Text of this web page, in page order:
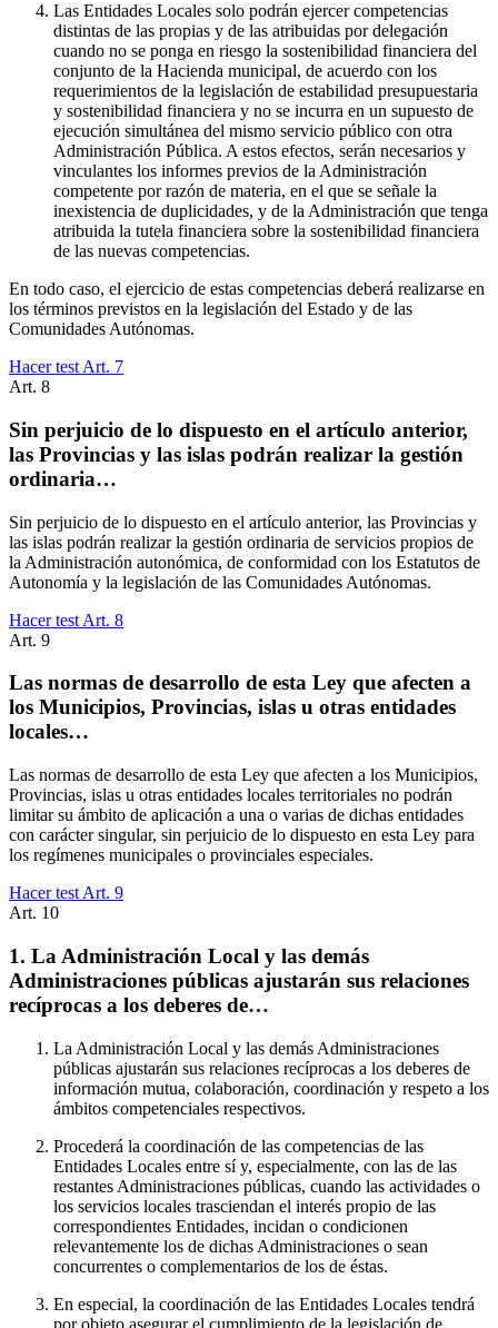
Las Entidades Locales solo podrán ejercer competencias
distintas de las propias y de las atribuidas por delegación
cuando no se ponga en riesgo la sostenibilidad financiera del
conjunto de la Hacienda municipal, de acuerdo con los
requerimientos de la legislación de estabilidad presupuestaria
y sostenibilidad financiera y no se incurra en un supuesto de
ejecución simultánea del mismo servicio público con otra
Administración Pública. A estos efectos, serán necesarios y
vinculantes los informes previos de la Administración
competente por razón de materia, en el que se señale la
inexistencia de duplicidades, y de la Administración que tenga
atribuida la tutela financiera sobre la sostenibilidad financiera
de las nuevas competencias.
En todo caso, el ejercicio de estas competencias deberá realizarse en
los términos previstos en la legislación del Estado y de las
Comunidades Autónomas.
Hacer test Art. 7
Art. 8
Sin perjuicio de lo dispuesto en el artículo anterior,
las Provincias y las islas podrán realizar la gestión
ordinaria…
Sin perjuicio de lo dispuesto en el artículo anterior, las Provincias y
las islas podrán realizar la gestión ordinaria de servicios propios de
la Administración autonómica, de conformidad con los Estatutos de
Autonomía y la legislación de las Comunidades Autónomas.
Hacer test Art. 8
Art. 9
Las normas de desarrollo de esta Ley que afecten a
los Municipios, Provincias, islas u otras entidades
locales…
Las normas de desarrollo de esta Ley que afecten a los Municipios,
Provincias, islas u otras entidades locales territoriales no podrán
limitar su ámbito de aplicación a una o varias de dichas entidades
con carácter singular, sin perjuicio de lo dispuesto en esta Ley para
los regímenes municipales o provinciales especiales.
Hacer test Art. 9
Art. 10
1. La Administración Local y las demás
Administraciones públicas ajustarán sus relaciones
recíprocas a los deberes de…
La Administración Local y las demás Administraciones
públicas ajustarán sus relaciones recíprocas a los deberes de
información mutua, colaboración, coordinación y respeto a los
ámbitos competenciales respectivos.
Procederá la coordinación de las competencias de las
Entidades Locales entre sí y, especialmente, con las de las
restantes Administraciones públicas, cuando las actividades o
los servicios locales trasciendan el interés propio de las
correspondientes Entidades, incidan o condicionen
relevantemente los de dichas Administraciones o sean
concurrentes o complementarios de los de éstas.
En especial, la coordinación de las Entidades Locales tendrá
por objeto asegurar el cumplimiento de la legislación de